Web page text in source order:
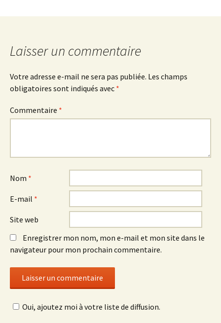
Laisser un commentaire
Votre adresse e-mail ne sera pas publiée. Les champs
obligatoires sont indiqués avec *
Commentaire *
Nom *
E-mail *
Site web
Enregistrer mon nom, mon e-mail et mon site dans le
navigateur pour mon prochain commentaire.
Oui, ajoutez moi à votre liste de diffusion.